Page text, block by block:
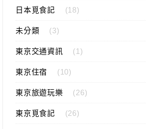
日本覓食記 (18)
未分類 (3)
東京交通資訊 (1)
東京住宿 (10)
東京旅遊玩樂 (26)
東京覓食記 (26)